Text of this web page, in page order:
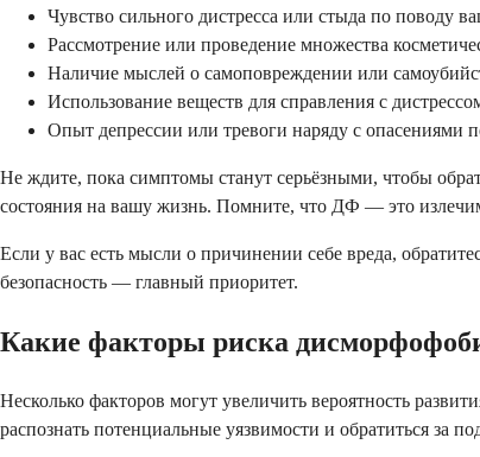
Чувство сильного дистресса или стыда по поводу
Рассмотрение или проведение множества
Наличие мыслей о самоповреждении или
Использование веществ для справления с
Опыт депрессии или тревоги наряду с опасениями
Не ждите, пока симптомы станут серьёзными, чтобы
состояния на вашу жизнь. Помните, что ДФ — это
Если у вас есть мысли о причинении себе вреда,
безопасность — главный приоритет.
Какие факторы риска
Несколько факторов могут увеличить вероятность
распознать потенциальные уязвимости и обратиться за